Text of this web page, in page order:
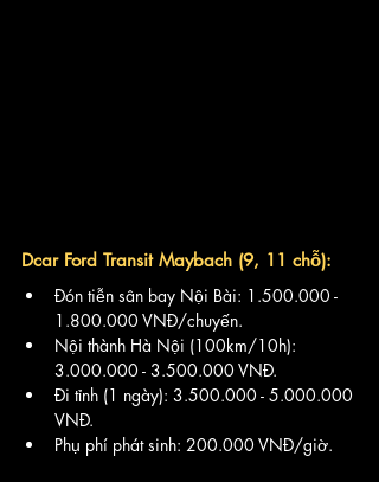
Dcar Ford Transit Maybach (9, 11 chỗ):
Đón tiễn sân bay Nội Bài: 1.500.000 -
1.800.000 VNĐ/chuyến.
Nội thành Hà Nội (100km/10h):
3.000.000 - 3.500.000 VNĐ.
Đi tỉnh (1 ngày): 3.500.000 - 5.000.000
VNĐ.
Phụ phí phát sinh: 200.000 VNĐ/giờ.